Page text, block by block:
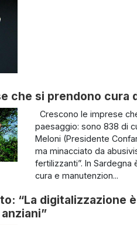
che si prendono cura
Crescono le imprese
paesaggio: sono 838 di
Meloni (Presidente
ma minacciato da
fertilizzanti”. In
cura e manutenzion...
“La digitalizzazione